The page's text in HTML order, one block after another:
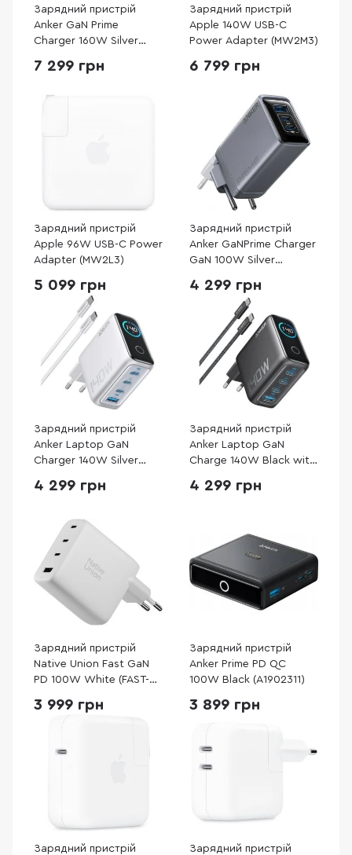
Зарядний пристрій
Anker GaN Prime
Charger 160W Silver
7 299 грн
Зарядний пристрій
Apple 140W USB-C
Power Adapter (MW2M3)
6 799 грн
Зарядний пристрій
Apple 96W USB-C Power
Adapter (MW2L3)
5 099 грн
Зарядний пристрій
Anker GaNPrime Charger
GaN 100W Silver
4 299 грн
Зарядний пристрій
Anker Laptop GaN
Charger 140W Silver
4 299 грн
Зарядний пристрій
Anker Laptop GaN
Charge 140W Black with
(B2697GZ1)
4 299 грн
Зарядний пристрій
Native Union Fast GaN
PD 100W White (FAST-
3 999 грн
Зарядний пристрій
Anker Prime PD QC
100W Black (A1902311)
3 899 грн
Зарядний пристрій
Зарядний пристрій